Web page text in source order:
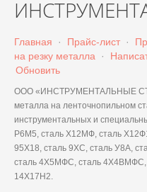
Главная · Прайс-лист ·
на резку металла
·
Обновить
ООО «ИНСТРУМЕНТАЛЬНЫЕ
металла на ленточнопильном
инструментальных и
Р6М5, сталь Х12МФ, сталь
95Х18, сталь 9ХС, сталь У8А,
сталь 4Х5МФС, сталь 4Х4ВМФС,
14Х17Н2.